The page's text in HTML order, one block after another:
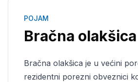
POJAM
Bračna olakšica
Bračna olakšica je u većini
rezidentni porezni obveznici